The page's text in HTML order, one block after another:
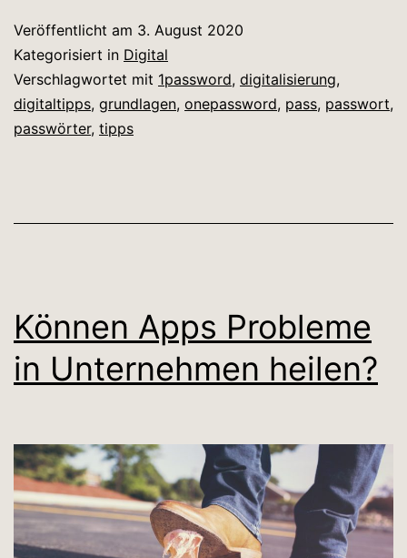
Veröffentlicht am 3. August 2020
Kategorisiert in Digital
Verschlagwortet mit 1password, digitalisierung,
digitaltipps, grundlagen, onepassword, pass, passwort,
passwörter, tipps
Können Apps Probleme
in Unternehmen heilen?